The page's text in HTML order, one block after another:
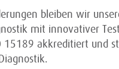
bleiben wir
mit innovativer
15189 akkreditiert und